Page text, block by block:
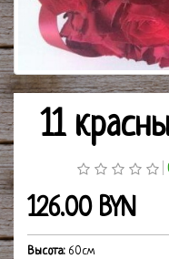
11
126.00 BYN
Высота:60см